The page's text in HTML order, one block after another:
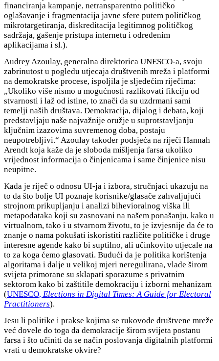
financiranja kampanje, netransparentno političko
oglašavanje i fragmentacija javne sfere putem političkog
mikrotargetiranja, diskreditacija legitimnog političkog
sadržaja, gašenje pristupa internetu i određenim
aplikacijama i sl.).
Audrey Azoulay, generalna direktorica UNESCO-a, svoju
zabrinutost u pogledu utjecaja društvenih mreža i platformi
na demokratske procese, ispoljila je sljedećim riječima:
„Ukoliko više nismo u mogućnosti razlikovati fikciju od
stvarnosti i laž od istine, to znači da su uzdrmani sami
temelji naših društava. Demokracija, dijalog i debata, koji
predstavljaju naše najvažnije oružje u suprotstavljanju
ključnim izazovima suvremenog doba, postaju
neupotrebljivi.“ Azoulay također podsjeća na riječi Hannah
Arendt koja kaže da je sloboda mišljenja farsa ukoliko
vrijednost informacija o činjenicama i same činjenice nisu
neupitne.
Kada je riječ o odnosu UI-ja i izbora, stručnjaci ukazuju na
to da što bolje UI poznaje korisnike/glasače zahvaljujući
strojnom prikupljanju i analizi bihevioralnog viška ili
metapodataka koji su zasnovani na našem ponašanju, kako u
virtualnom, tako i u stvarnom životu, to je izvjesnije da će to
znanje o nama pokušati iskoristiti različite političke i druge
interesne agende kako bi suptilno, ali učinkovito utjecale na
to za koga ćemo glasovati. Budući da je politika korištenja
algoritama i dalje u velikoj mjeri neregulirana, vlade širom
svijeta primorane su sklapati sporazume s privatnim
sektorom kako bi zaštitile demokraciju i izborni mehanizam
(UNESCO, Elections in Digital Times: A Guide for Electoral
Practitioners).
Jesu li politike i prakse kojima se rukovode društvene mreže
već dovele do toga da demokracije širom svijeta postanu
farsa i što učiniti da se način poslovanja digitalnih platformi
vrati u demokratske okvire?